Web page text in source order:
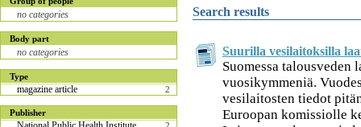
no categories
Body part
no categories
Type
magazine article 2
Publisher
Search results
Suurilla vesilaitoksilla
Suomessa talousveden
vuosikymmeniä.
vesilaitosten tiedot
Euroopan komissiolle